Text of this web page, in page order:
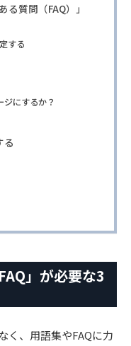
質問（FAQ）」
する
にするか？
る
」が必要な3
く、用語集やFAQに力